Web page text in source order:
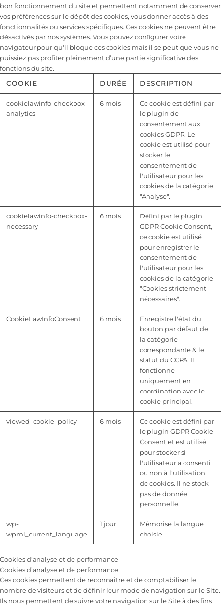
bon fonctionnement du site et permettent notamment de conserver
vos préférences sur le dépôt des cookies, vous donner accès à des
fonctionnalités ou services spécifiques. Ces cookies ne peuvent être
désactivés par nos systèmes. Vous pouvez configurer votre
navigateur pour qu'il bloque ces cookies mais il se peut que vous ne
puissiez pas profiter pleinement d’une partie significative des
fonctions du site.
COOKIE
DURÉE DESCRIPTION
cookielawinfo-checkbox-
analytics
6 mois
Ce cookie est défini par
le plugin de
consentement aux
cookies GDPR. Le
cookie est utilisé pour
stocker le
consentement de
l'utilisateur pour les
cookies de la catégorie
"Analyse".
cookielawinfo-checkbox-
necessary
6 mois
Défini par le plugin
GDPR Cookie Consent,
ce cookie est utilisé
pour enregistrer le
consentement de
l'utilisateur pour les
cookies de la catégorie
"Cookies strictement
nécessaires".
CookieLawInfoConsent 6 mois
Enregistre l'état du
bouton par défaut de
la catégorie
correspondante & le
statut du CCPA. Il
fonctionne
uniquement en
coordination avec le
cookie principal.
viewed_cookie_policy 6 mois
Ce cookie est défini par
le plugin GDPR Cookie
Consent et est utilisé
pour stocker si
l'utilisateur a consenti
ou non à l'utilisation
de cookies. Il ne stock
pas de donnée
personnelle.
wp-
wpml_current_language
1 jour
Mémorise la langue
choisie.
Cookies d’analyse et de performance
Cookies d’analyse et de performance
Ces cookies permettent de reconnaître et de comptabiliser le
nombre de visiteurs et de définir leur mode de navigation sur le Site.
Ils nous permettent de suivre votre navigation sur le Site à des fins